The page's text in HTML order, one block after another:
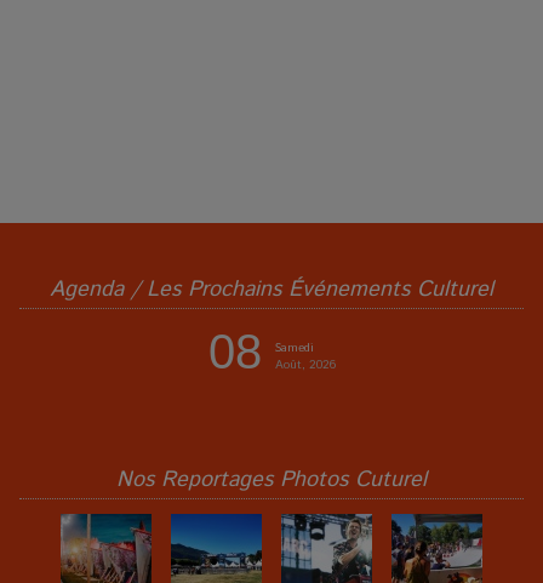
Agenda / Les Prochains Événements Culturel
08
Samedi
Août, 2026
Nos Reportages Photos Cuturel